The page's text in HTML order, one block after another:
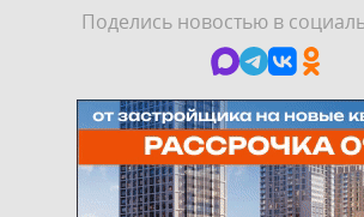
Поделись новостью в